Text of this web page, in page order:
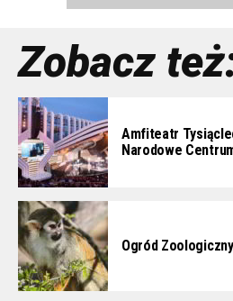
Zobacz
Amfiteatr
Narodowe
Ogród